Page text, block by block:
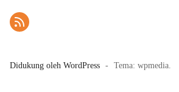
Didukung oleh WordPress - Tema: wpmedia.